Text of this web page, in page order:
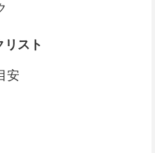
リスト
安